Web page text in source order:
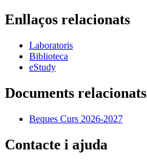
Enllaços relacionats
Laboratoris
Biblioteca
eStudy
Documents relacionats
Beques Curs 2026-2027
Contacte i ajuda